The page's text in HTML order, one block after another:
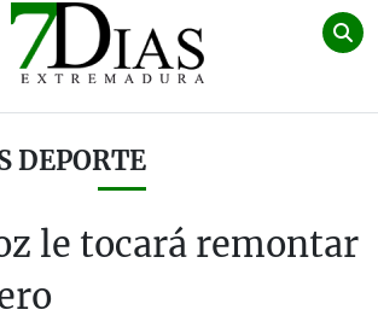
DEPORTE
le tocará remontar